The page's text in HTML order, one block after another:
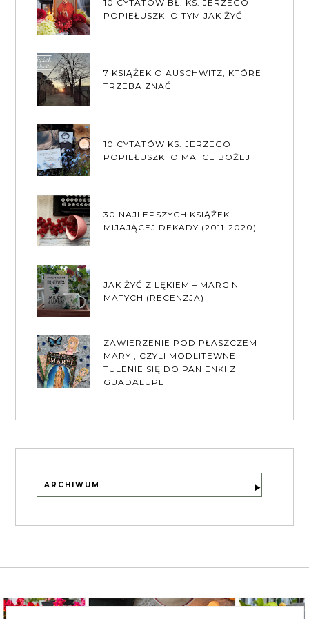
10 CYTATÓW BŁ. KS. JERZEGO
POPIEŁUSZKI O TYM JAK ŻYĆ
7 KSIĄŻEK O AUSCHWITZ, KTÓRE
TRZEBA ZNAĆ
10 CYTATÓW KS. JERZEGO
POPIEŁUSZKI O MATCE BOŻEJ
30 NAJLEPSZYCH KSIĄŻEK
MIJAJĄCEJ DEKADY (2011-2020)
JAK ŻYĆ Z LĘKIEM – MARCIN
MATYCH (RECENZJA)
ZAWIERZENIE POD PŁASZCZEM
MARYI, CZYLI MODLITEWNE
TULENIE SIĘ DO PANIENKI Z
GUADALUPE
ARCHIWUM